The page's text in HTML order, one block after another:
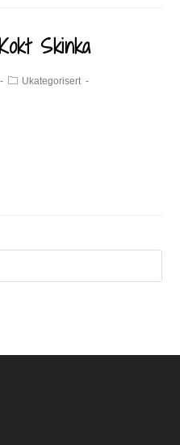
Skinka
Ukategorisert